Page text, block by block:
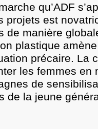
qu’ADF
projets est
de manière
plastique
précaire. La
les femmes en
de
de la jeune